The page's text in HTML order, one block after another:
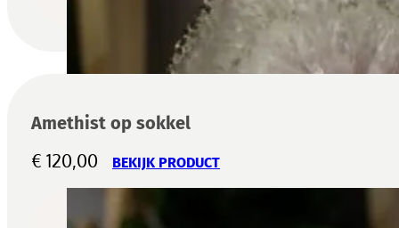
Amethist op sokkel
€ 120,00 BEKIJK PRODUCT